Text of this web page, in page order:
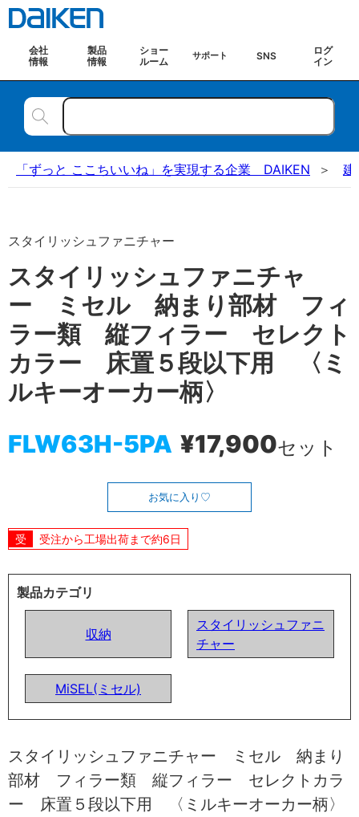
会社
情報
製品
情報
ショー
ルーム
サポート SNS
ログ
イン
「ずっと ここちいいね」を実現する企業 DAIKEN 建
スタイリッシュファニチャー
スタイリッシュファニチャ
ー ミセル 納まり部材 フィ
ラー類 縦フィラー セレクト
カラー 床置５段以下用 〈ミ
ルキーオーカー柄〉
FLW63H-5PA ¥17,900セット
お気に入り
受注から工場出荷まで約6日
製品カテゴリ
収納
スタイリッシュファニ
チャー
MiSEL(ミセル)
スタイリッシュファニチャー ミセル 納まり
部材 フィラー類 縦フィラー セレクトカラ
ー 床置５段以下用 〈ミルキーオーカー柄〉